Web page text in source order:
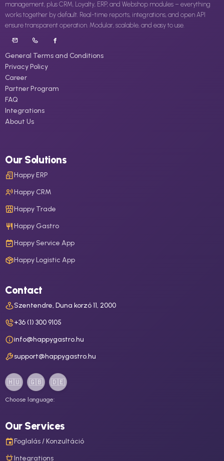
management, plus CRM, Loyalty, ERP, and Webshop modules – everything
works together by default. Real-time reports, integrations, and open API
ensure transparent operation. Modular, scalable, and easy to use.
General Terms and Conditions
Privacy Policy
Career
Partner Program
FAQ
Integrations
About Us
Our Solutions
Happy ERP
Happy CRM
Happy Trade
Happy Gastro
Happy Service App
Happy Logistic App
Contact
Szentendre, Duna korzó 11, 2000
+36 (1) 300 9105
info@happygastro.hu
support@happygastro.hu
🇭🇺 🇬🇧 🇩🇪
Choose language:
Our Services
Foglalás / Konzultáció
Integrations